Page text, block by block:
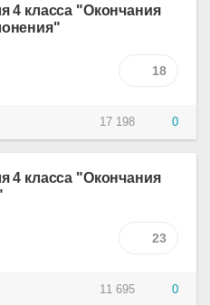
4 класса "Окончания
18
17 198 0
4 класса "Окончания
23
11 695 0